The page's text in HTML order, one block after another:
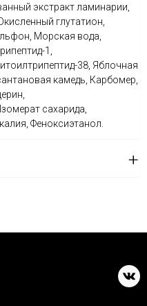
экстракт ламинарии,
глутатион,
Морская вода,
1,
38, Яблочная
камедь, Карбомер,
сахарида,
Феноксиэтанол.